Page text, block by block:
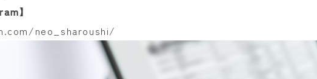
】
neo_sharoushi/